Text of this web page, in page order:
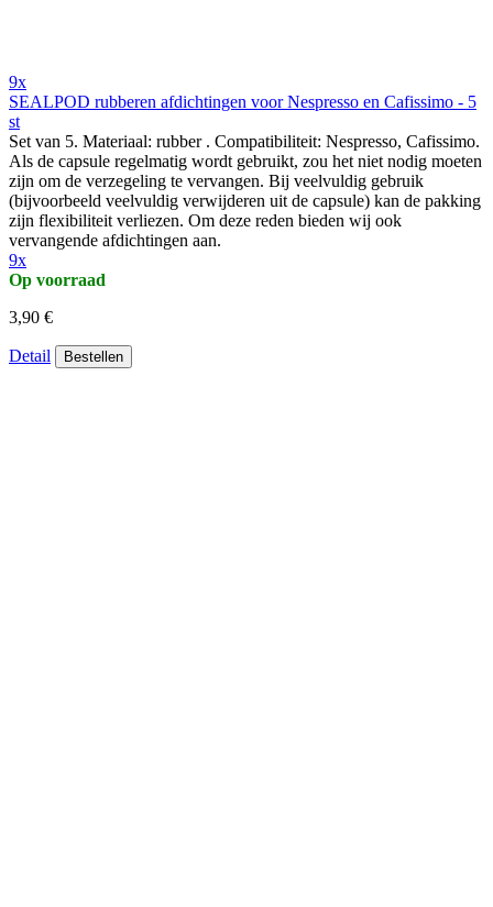
9x
SEALPOD rubberen afdichtingen voor Nespresso en Cafissimo - 5
st
Set van 5. Materiaal: rubber . Compatibiliteit: Nespresso, Cafissimo.
Als de capsule regelmatig wordt gebruikt, zou het niet nodig moeten
zijn om de verzegeling te vervangen. Bij veelvuldig gebruik
(bijvoorbeeld veelvuldig verwijderen uit de capsule) kan de pakking
zijn flexibiliteit verliezen. Om deze reden bieden wij ook
vervangende afdichtingen aan.
9x
Op voorraad
3,90 €
Detail Bestellen